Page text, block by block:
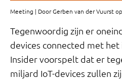
Meeting | Door Gerben van der Vuurst
Tegenwoordig zijn er
devices connected met het
Insider voorspelt dat er
miljard IoT-devices zullen